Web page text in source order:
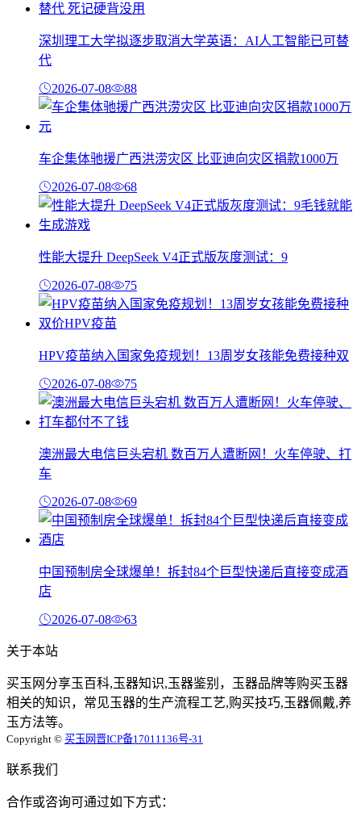
深圳理工大学拟逐步取消大学英语：AI人工智能已可替
代
2026-07-08 88
车企集体驰援广西洪涝灾区 比亚迪向灾区捐款1000万
2026-07-08 68
性能大提升 DeepSeek V4正式版灰度测试：9
2026-07-08 75
HPV疫苗纳入国家免疫规划！13周岁女孩能免费接种双
2026-07-08 75
澳洲最大电信巨头宕机 数百万人遭断网！火车停驶、打
车
2026-07-08 69
中国预制房全球爆单！拆封84个巨型快递后直接变成酒
店
2026-07-08 63
关于本站
买玉网分享玉百科,玉器知识,玉器鉴别，玉器品牌等购买玉器
相关的知识，常见玉器的生产流程工艺,购买技巧,玉器佩戴,养
玉方法等。
Copyright © 买玉网晋ICP备17011136号-31
联系我们
合作或咨询可通过如下方式：